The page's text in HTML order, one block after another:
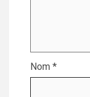
Nom *